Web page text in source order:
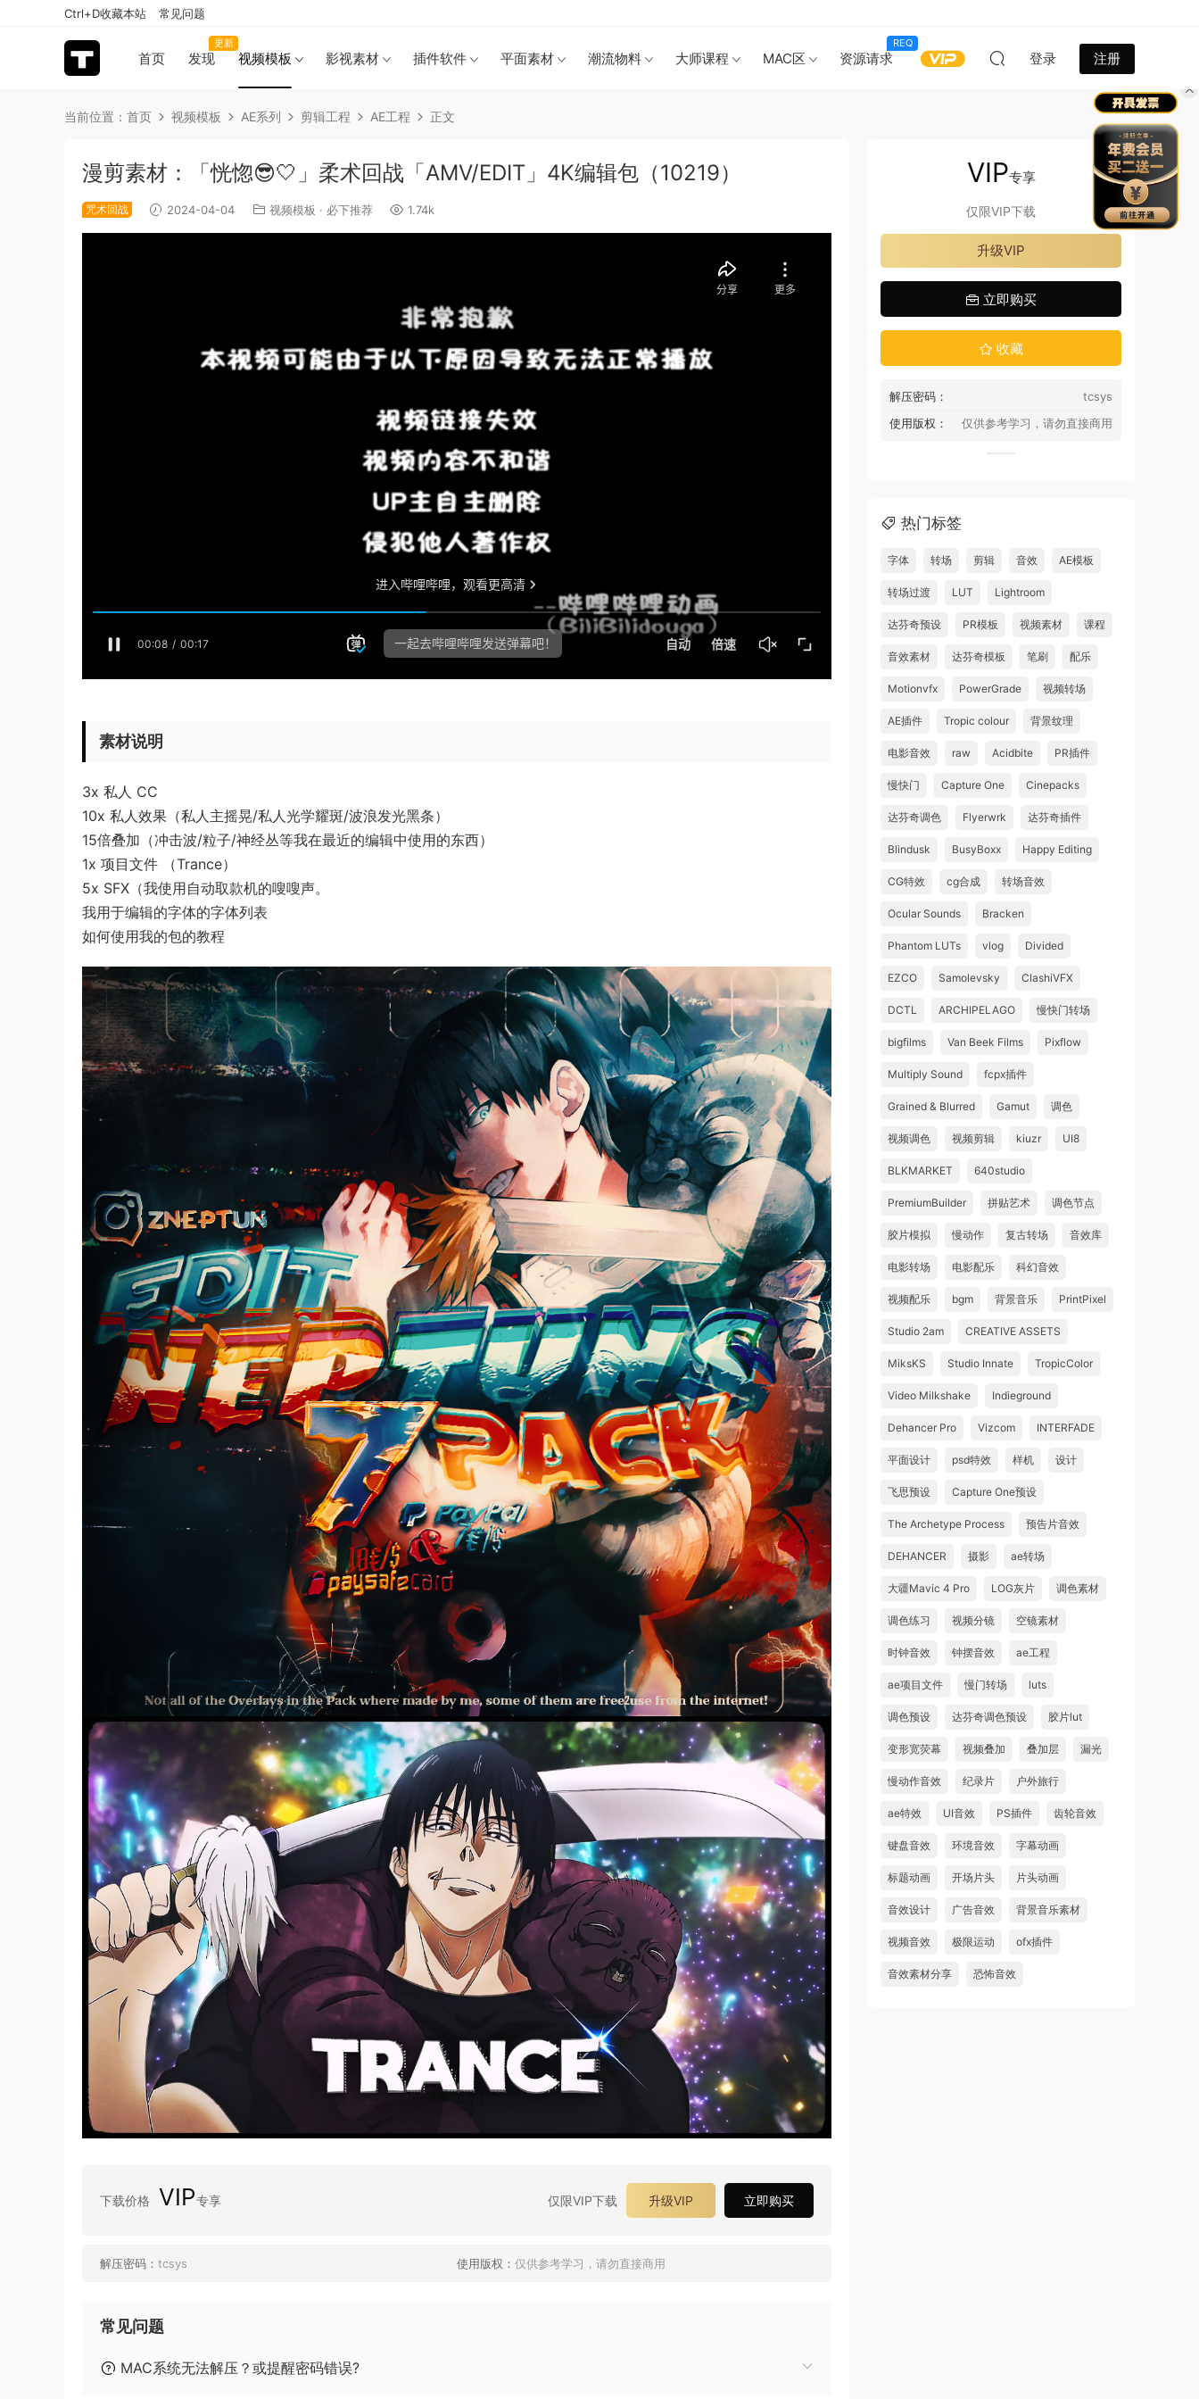
首页 发现
更新
视频模板 影视素材 插件软件 平面素材 潮流物料 大师课程 MAC区 资源请求
REQ
登录 注册
Ctrl+D收藏本站 常见问题
当前位置： 首页 视频模板 AE系列 剪辑工程 AE工程 正文
漫剪素材：「恍惚😎🤍」柔术回战「AMV/EDIT」4K编辑包（10219）
咒术回战 2024-04-04 视频模板 · 必下推荐 1.74k
素材说明
3x 私人 CC
10x 私人效果（私人主摇晃/私人光学耀斑/波浪发光黑条）
15倍叠加（冲击波/粒子/神经丛等我在最近的编辑中使用的东西）
1x 项目文件 （Trance）
5x SFX（我使用自动取款机的嗖嗖声。
我用于编辑的字体的字体列表
如何使用我的包的教程
下载价格 VIP专享 仅限VIP下载 升级VIP 立即购买
解压密码： tcsys 使用版权： 仅供参考学习，请勿直接商用
常见问题
MAC系统无法解压？或提醒密码错误?
VIP专享
仅限VIP下载
升级VIP
立即购买
收藏
解压密码：
tcsys
使用版权：
仅供参考学习，请勿直接商用
热门标签
字体 转场 剪辑 音效 AE模板
转场过渡 LUT Lightroom
达芬奇预设 PR模板 视频素材 课程
音效素材 达芬奇模板 笔刷 配乐
Motionvfx PowerGrade 视频转场
AE插件 Tropic colour 背景纹理
电影音效 raw Acidbite PR插件
慢快门 Capture One Cinepacks
达芬奇调色 Flyerwrk 达芬奇插件
Blindusk BusyBoxx Happy Editing
CG特效 cg合成 转场音效
Ocular Sounds Bracken
Phantom LUTs vlog Divided
EZCO Samolevsky ClashiVFX
DCTL ARCHIPELAGO 慢快门转场
bigfilms Van Beek Films Pixflow
Multiply Sound fcpx插件
Grained & Blurred Gamut 调色
视频调色 视频剪辑 kiuzr UI8
BLKMARKET 640studio
PremiumBuilder 拼贴艺术 调色节点
胶片模拟 慢动作 复古转场 音效库
电影转场 电影配乐 科幻音效
视频配乐 bgm 背景音乐 PrintPixel
Studio 2am CREATIVE ASSETS
MiksKS Studio Innate TropicColor
Video Milkshake Indieground
Dehancer Pro Vizcom INTERFADE
平面设计 psd特效 样机 设计
飞思预设 Capture One预设
The Archetype Process 预告片音效
DEHANCER 摄影 ae转场
大疆Mavic 4 Pro LOG灰片 调色素材
调色练习 视频分镜 空镜素材
时钟音效 钟摆音效 ae工程
ae项目文件 慢门转场 luts
调色预设 达芬奇调色预设 胶片lut
变形宽荧幕 视频叠加 叠加层 漏光
慢动作音效 纪录片 户外旅行
ae特效 UI音效 PS插件 齿轮音效
键盘音效 环境音效 字幕动画
标题动画 开场片头 片头动画
音效设计 广告音效 背景音乐素材
视频音效 极限运动 ofx插件
音效素材分享 恐怖音效